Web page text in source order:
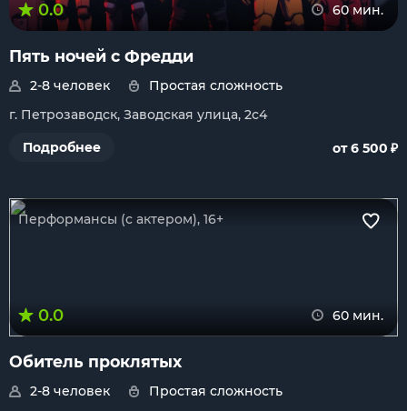
0.0 60 мин.
Пять ночей с Фредди
2-8 человек
Простая сложность
г. Петрозаводск, Заводская улица, 2с4
Подробнее
от 6 500 ₽
Перформансы (с актером), 16+
0.0 60 мин.
Обитель проклятых
2-8 человек
Простая сложность